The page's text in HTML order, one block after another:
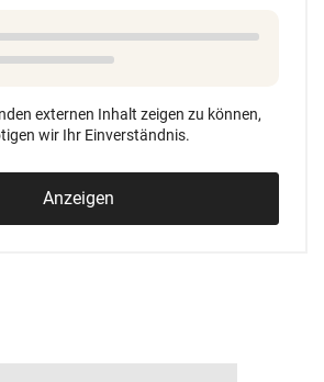
externen Inhalt zeigen zu können,
wir Ihr Einverständnis.
Anzeigen